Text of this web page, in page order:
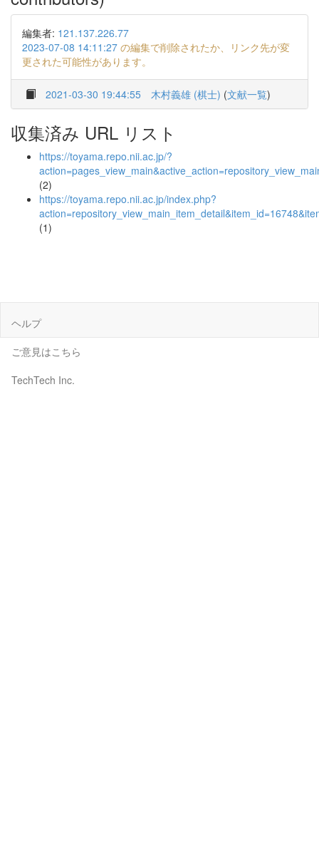
編集者: 121.137.226.77
2023-07-08 14:11:27 の編集で削除されたか、リンク先が変
更された可能性があります。
2021-03-30 19:44:55 木村義雄 (棋士) (文献一覧)
収集済み URL リスト
https://toyama.repo.nii.ac.jp/?
(2)
https://toyama.repo.nii.ac.jp/index.php?
(1)
ヘルプ
ご意見はこちら
TechTech Inc.